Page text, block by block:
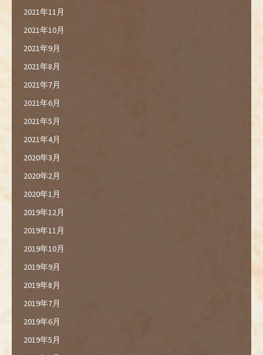
2021年11月
2021年10月
2021年9月
2021年8月
2021年7月
2021年6月
2021年5月
2021年4月
2020年3月
2020年2月
2020年1月
2019年12月
2019年11月
2019年10月
2019年9月
2019年8月
2019年7月
2019年6月
2019年5月